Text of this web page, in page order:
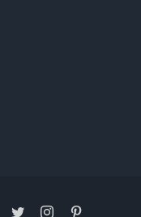
Facebook
TwitterInstagram